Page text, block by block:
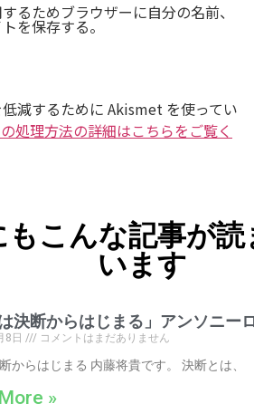
るためブラウザーに自分の名前、
を保存する。
減するために Akismet を使ってい
処理方法の詳細はこちらをご覧く
もこんな記事が読
います
は決断からはじまる」アンソニー
8日
コメントはまだありません
からはじまる 内藤将貴です。 決断とは、
»